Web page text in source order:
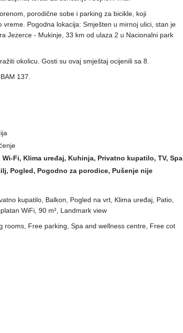
porodične sobe i parking za bicikle, koji
Pogodna lokacija: Smješten u mirnoj ulici, stan je
Jezerce - Mukinje, 33 km od ulaza 2 u Nacionalni park
okolicu. Gosti su ovaj smještaj ocijenili sa 8.
137.
Fi, Klima uređaj, Kuhinja, Privatno kupatilo, TV, Spa
Pogled, Pogodno za porodice, Pušenje nije
kupatilo, Balkon, Pogled na vrt, Klima uređaj, Patio,
WiFi, 90 m², Landmark view
rooms, Free parking, Spa and wellness centre, Free cot